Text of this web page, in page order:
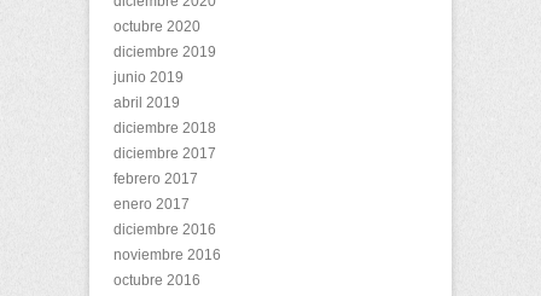
octubre 2020
diciembre 2019
junio 2019
abril 2019
diciembre 2018
diciembre 2017
febrero 2017
enero 2017
diciembre 2016
noviembre 2016
octubre 2016